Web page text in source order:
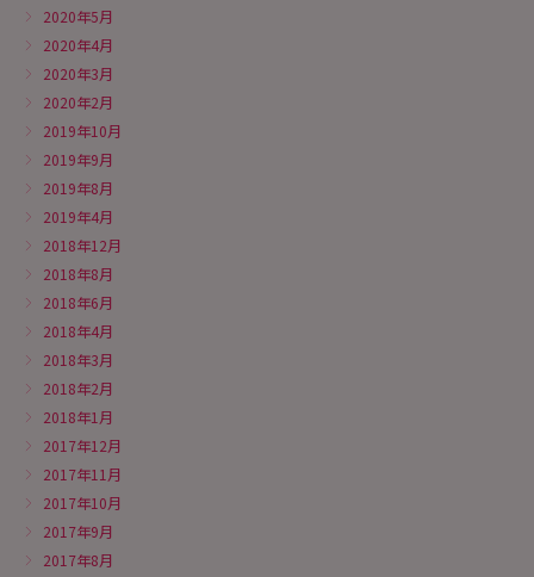
2020年5月
2020年4月
2020年3月
2020年2月
2019年10月
2019年9月
2019年8月
2019年4月
2018年12月
2018年8月
2018年6月
2018年4月
2018年3月
2018年2月
2018年1月
2017年12月
2017年11月
2017年10月
2017年9月
2017年8月